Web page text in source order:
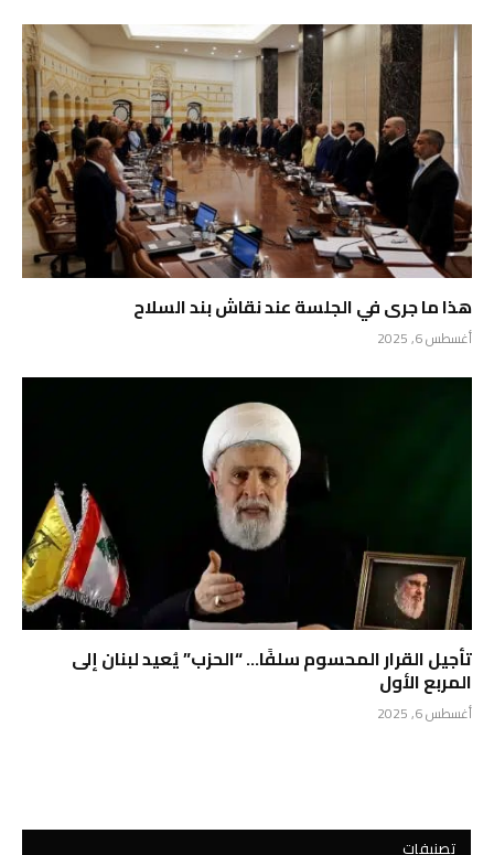
هذا ما جرى في الجلسة عند نقاش بند السلاح
أغسطس 6, 2025
تأجيل القرار المحسوم سلفًا… “الحزب” يُعيد لبنان إلى
المربع الأول
أغسطس 6, 2025
تصنيفات